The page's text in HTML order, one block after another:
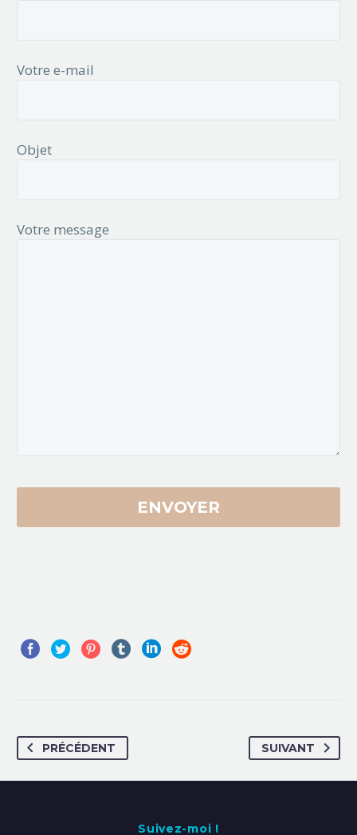
Votre e-mail
Objet
Votre message
PRÉCÉDENT SUIVANT
Suivez-moi !